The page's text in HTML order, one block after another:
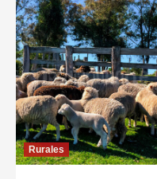
Rurales